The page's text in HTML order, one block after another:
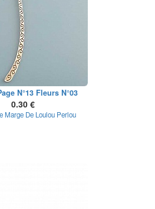
N°13 Fleurs N°03
0.30 €
Marge De Loulou Perlou